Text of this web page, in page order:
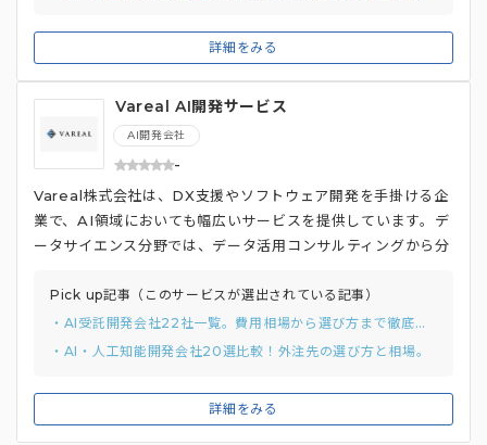
詳細をみる
て業務効率化や新たなビジネス価値を創出できるよう支援しま
す。
Vareal AI開発サービス
AI開発会社
-
詳細をみる
Vareal株式会社は、DX支援やソフトウェア開発を手掛ける企
業で、AI領域においても幅広いサービスを提供しています。デ
ータサイエンス分野では、データ活用コンサルティングから分
購買予測、異常検知、画像認識、音声認識など、多様なニーズ
に対応可能です。AI関連サービスとして、データ活用と機械学
習を用いたビジネスの深化も支援。 埼玉医科大学や北海道大
のAI活用にも強みを持っています。
Pick up記事（このサービスが選出されている記事）
・AI受託開発会社22社一覧。費用相場から選び方まで徹底解説
・AI・人工知能開発会社20選比較！外注先の選び方と相場。